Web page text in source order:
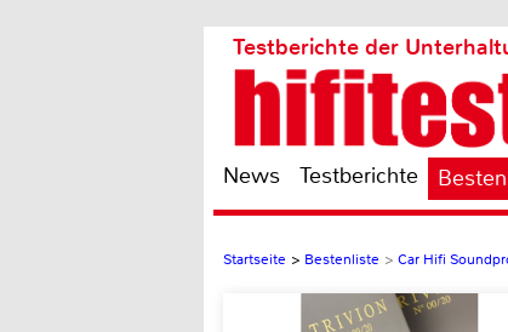
Testberichte der
News Testberichte
Startseite > Bestenliste > Car Hifi